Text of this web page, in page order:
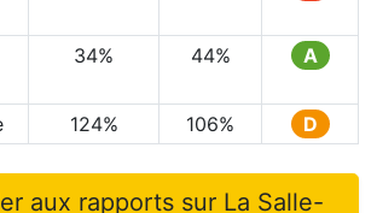
34% 44% A
124% 106% D
aux rapports sur La Salle-